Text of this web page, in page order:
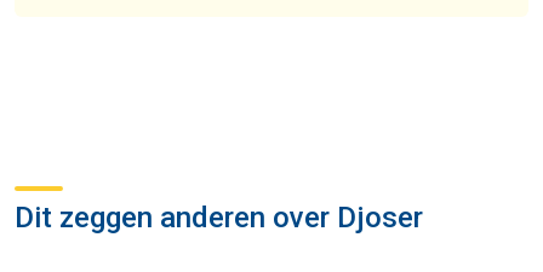
Dit zeggen anderen over Djoser